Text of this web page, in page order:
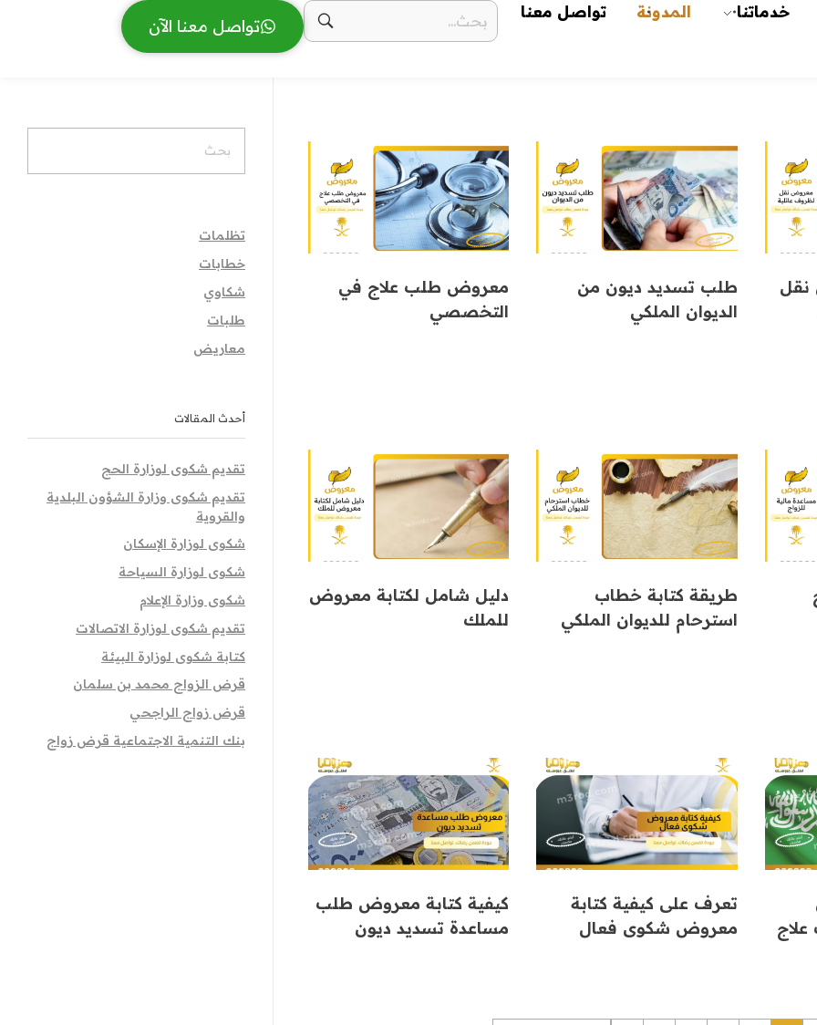
خدماتنا المدونة تواصل معنا
تواصل معنا الآن
معروض طلب علاج في
التخصصي
طلب تسديد ديون من
الديوان الملكي
نقل
دليل شامل لكتابة معروض
للملك
طريقة كتابة خطاب
استرحام للديوان الملكي
كيفية كتابة معروض طلب
مساعدة تسديد ديون
تعرف على كيفية كتابة
معروض شكوى فعال
علاج
تظلمات
خطابات
شكاوي
طلبات
معاريض
أحدث المقالات
تقديم شكوى لوزارة الحج
تقديم شكوى وزارة الشؤون البلدية
والقروية
شكوى لوزارة الإسكان
شكوى لوزارة السياحة
شكوى وزارة الإعلام
تقديم شكوى لوزارة الاتصالات
كتابة شكوى لوزارة البيئة
قرض الزواج محمد بن سلمان
قرض زواج الراجحي
بنك التنمية الاجتماعية قرض زواج